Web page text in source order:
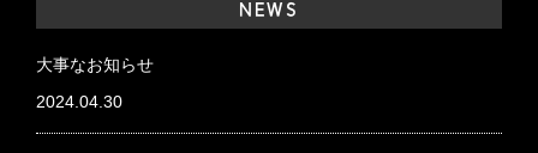
NEWS
大事なお知らせ
2024.04.30